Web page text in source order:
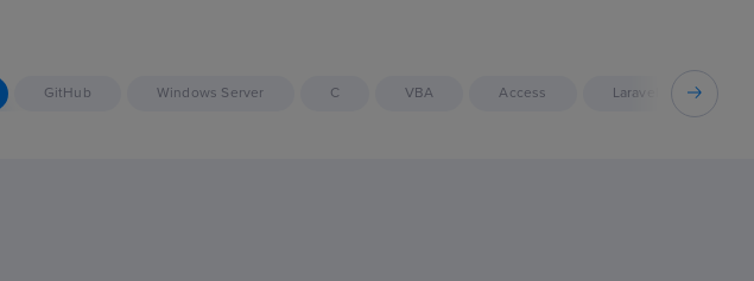
GitHub Windows Server C VBA Access Laravel